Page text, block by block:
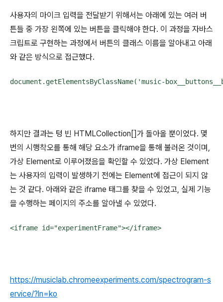
사용자의 마이크 입력을 전달받기 위해서는 아래에 있는 여러 버
튼들 중 가장 왼쪽에 있는 버튼을 클릭해야 한다. 이 과정을 자바스
크립트로 구현하는 과정에서 버튼의 클래스 이름을 알아내고 아래
와 같은 방식으로 접근했다.
document.getElementsByClassName('music-
하지만 결과는 텅 빈 HTMLCollection[]가 돌아올 뿐이었다. 몇
번의 시행착오를 통해 해당 요소가 iframe을 통해 불러온 것이며,
가상 Element로 이루어졌음을 확인할 수 있었다. 가상 Element
는 사용자의 입력이 발생하기 전에는 Element에 접근이 되지 않
는 것 같다. 아래와 같은 iframe 태그를 찾을 수 있었고, 실제 기능
을 수행하는 페이지의 주소를 알아낼 수 있었다.
<iframe id="experimentFrame"></iframe>​
https://musiclab.chromeexperiments.com/spectrogram-s
ervice/?ln=ko